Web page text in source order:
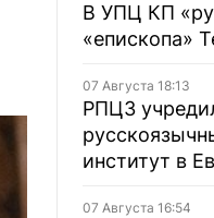
В УПЦ КП
«епископа»
07 Августа 18:13
РПЦЗ
институт в
07 Августа 16:54